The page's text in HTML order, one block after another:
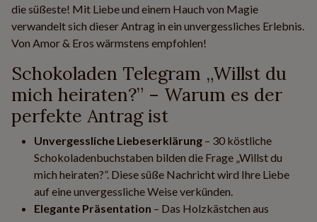
die süßeste! Mit Liebe und einem Hauch von Magie
verwandelt sich dieser Antrag in ein unvergessliches Erlebnis.
Von Amor & Eros wärmstens empfohlen!
Schokoladen Telegram „Willst du
mich heiraten?” – Warum es der
perfekte Antrag ist
Unvergessliche Liebeserklärung – 30 köstliche
Schokoladenbuchstaben bilden die Frage „Willst du
mich heiraten?”. Diese süße Nachricht wird Ihre Liebe
auf eine unvergessliche Weise verkünden.
Elegante Präsentation – Das Holzkästchen aus